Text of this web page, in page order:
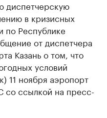
диспетчерскую
в кризисных
по Республике
от диспетчера
Казань о том, что
условий
11 ноября аэропорт
со ссылкой на пресс-